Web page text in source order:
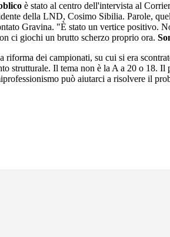
è stato al centro dell'intervista al
della LND, Cosimo Sibilia. Parole,
Gravina. "È stato un vertice positivo.
ci giochi un brutto scherzo proprio ora.
riforma dei campionati, su cui si era
strutturale. Il tema non è la A a 20 o 18.
può aiutarci a risolvere il